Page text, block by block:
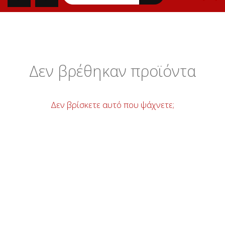
Δεν βρέθηκαν προϊόντα
Δεν βρίσκετε αυτό που ψάχνετε;